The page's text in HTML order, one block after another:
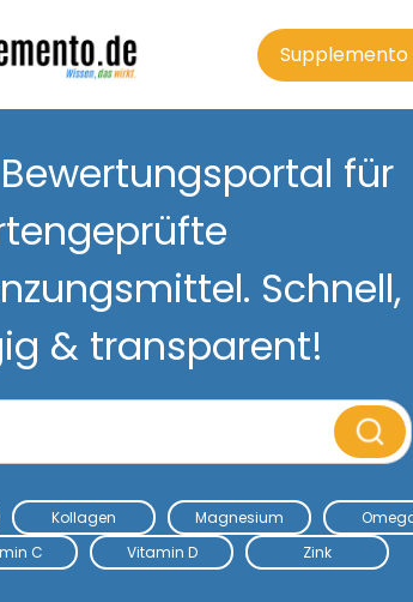
Supplemento
für
Schnell,
& transparent!
Kollagen Magnesium
C Vitamin D Zink